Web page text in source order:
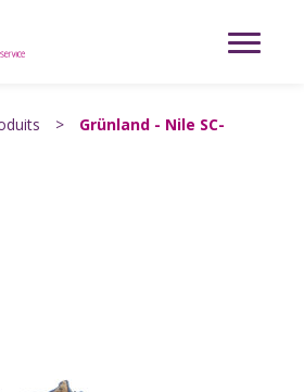
>
Grünland - Nile SC-